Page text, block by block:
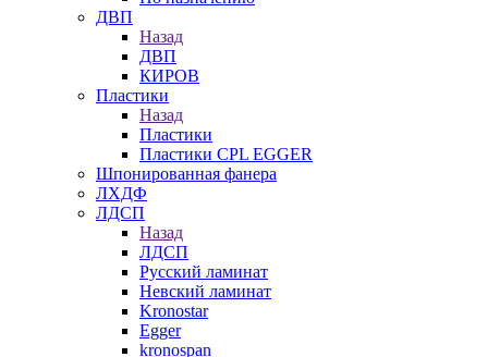
ДВП
Назад
ДВП
КИРОВ
Пластики
Назад
Пластики
Пластики CPL EGGER
Шпонированная фанера
ЛХДФ
ЛДСП
Назад
ЛДСП
Русский ламинат
Невский ламинат
Kronostar
Egger
kronospan